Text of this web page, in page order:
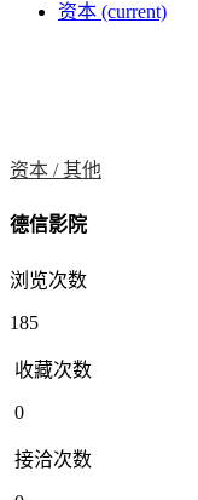
资本 (current)
资本 /其他
德信影院
浏览次数
185
收藏次数
0
接洽次数